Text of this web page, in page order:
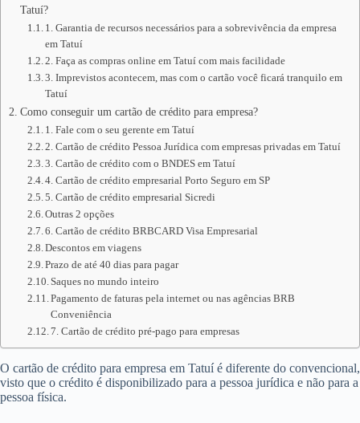
Tatuí?
1. Garantia de recursos necessários para a sobrevivência da empresa
em Tatuí
2. Faça as compras online em Tatuí com mais facilidade
3. Imprevistos acontecem, mas com o cartão você ficará tranquilo em
Tatuí
Como conseguir um cartão de crédito para empresa?
1. Fale com o seu gerente em Tatuí
2. Cartão de crédito Pessoa Jurídica com empresas privadas em Tatuí
3. Cartão de crédito com o BNDES em Tatuí
4. Cartão de crédito empresarial Porto Seguro em SP
5. Cartão de crédito empresarial Sicredi
Outras 2 opções
6. Cartão de crédito BRBCARD Visa Empresarial
Descontos em viagens
Prazo de até 40 dias para pagar
Saques no mundo inteiro
Pagamento de faturas pela internet ou nas agências BRB
Conveniência
7. Cartão de crédito pré-pago para empresas
O cartão de crédito para empresa em Tatuí é diferente do convencional,
visto que o crédito é disponibilizado para a pessoa jurídica e não para a
pessoa física.